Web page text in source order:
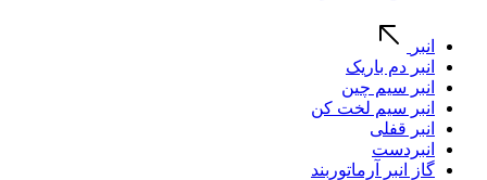
انبر
انبر دم باریک
انبر سیم چین
انبر سیم لخت کن
انبر قفلی
انبردست
گاز انبر آرماتوربند